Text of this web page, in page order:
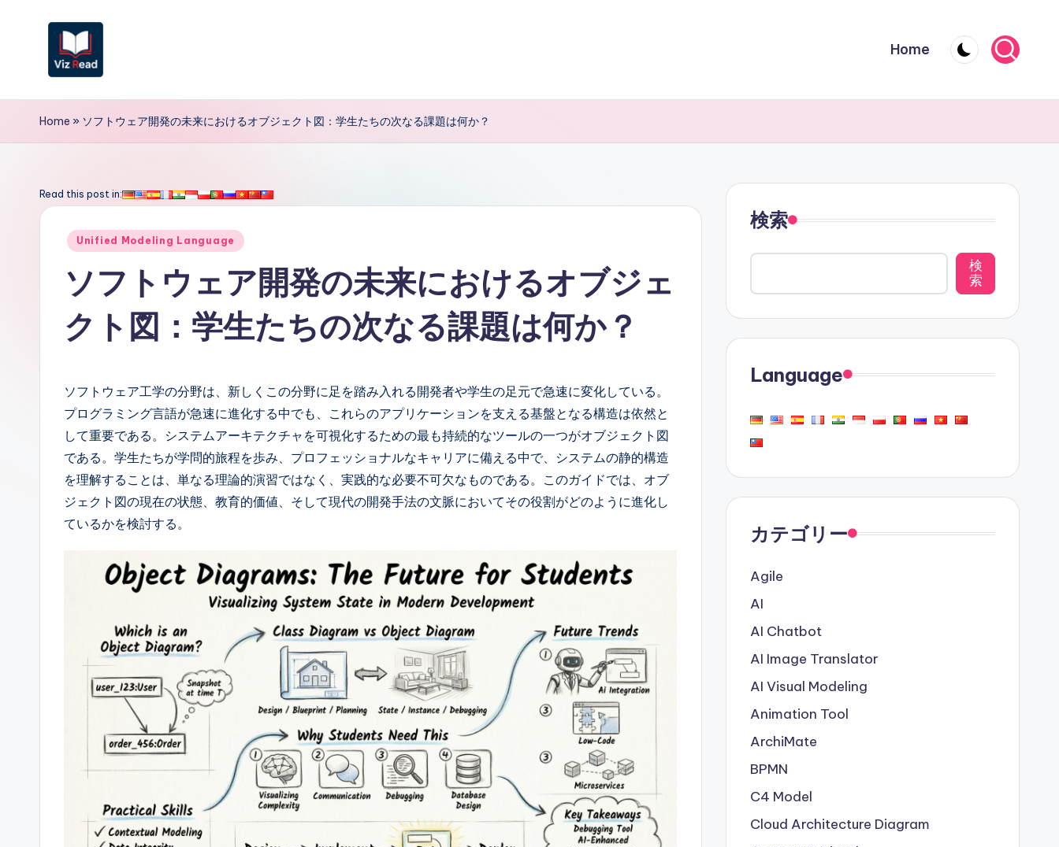
V
iz
e
Home
Home » ソフトウェア開発の未来におけるオブジェクト図：学生たちの次なる課題は何か？
Read this post in:
Posted
Unified Modeling Language
ソフトウェア開発の未来におけるオブジェ
クト図：学生たちの次なる課題は何か？
ソフトウェア工学の分野は、新しくこの分野に足を踏み入れる開発者や学生の足元で急速に変化している。
プログラミング言語が急速に進化する中でも、これらのアプリケーションを支える基盤となる構造は依然と
して重要である。システムアーキテクチャを可視化するための最も持続的なツールの一つがオブジェクト図
である。学生たちが学問的旅程を歩み、プロフェッショナルなキャリアに備える中で、システムの静的構造
を理解することは、単なる理論的演習ではなく、実践的な必要不可欠なものである。このガイドでは、オブ
ジェクト図の現在の状態、教育的価値、そして現代の開発手法の文脈においてその役割がどのように進化し
ているかを検討する。
検索
検
索
Language
カテゴリー
Agile
AI
AI Chatbot
AI Image Translator
AI Visual Modeling
Animation Tool
ArchiMate
BPMN
C4 Model
Cloud Architecture Diagram